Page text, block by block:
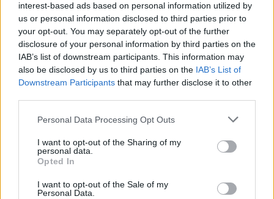
interest-based ads based on personal information utilized by
us or personal information disclosed to third parties prior to
your opt-out. You may separately opt-out of the further
disclosure of your personal information by third parties on the
IAB’s list of downstream participants. This information may
also be disclosed by us to third parties on the IAB’s List of
Downstream Participants that may further disclose it to other
Personal Data Processing Opt Outs
I want to opt-out of the Sharing of my
personal data.
Opted In
I want to opt-out of the Sale of my
Personal Data.
Tömeggyűlések az ókortól a Békemenetig és
a Nemzeti Menetig - Péter & Gábor
„Tégy a gyűlölet ellen, te rohadék!”*
Nem fog mindenki szeretni mindenkit, és nem
fog mindenki egyetérteni mindenkivel, de ezt
ellenjavallom. Azonban az egyet nem értés